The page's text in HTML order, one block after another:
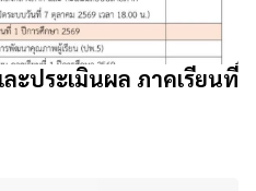
ะประเมินผล ภาคเรียนที่